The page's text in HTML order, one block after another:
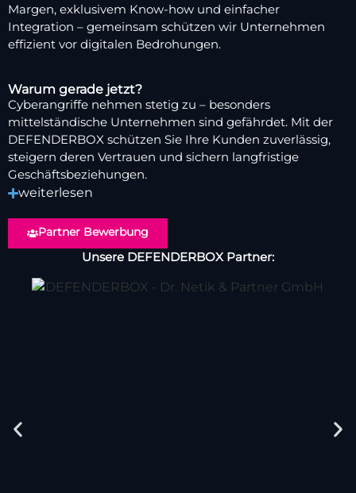
Margen, exklusivem Know-how und einfacher
Integration – gemeinsam schützen wir Unternehmen
effizient vor digitalen Bedrohungen.
Warum gerade jetzt?
Cyberangriffe nehmen stetig zu – besonders
mittelständische Unternehmen sind gefährdet. Mit der
DEFENDERBOX schützen Sie Ihre Kunden zuverlässig,
steigern deren Vertrauen und sichern langfristige
Geschäftsbeziehungen.
weiterlesen
Partner Bewerbung
Unsere DEFENDERBOX Partner: